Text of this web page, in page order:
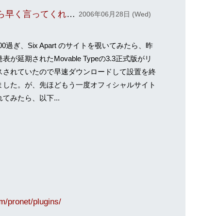
パッケージ漏れがあるなら早く言ってくれよぉう 2006年06月28日 (Wed)
過ぎ、Six Apart のサイトを覗いてみたら、昨
表が延期されたMovable Typeの3.3正式版がリ
されていたので早速ダウンロードして設置を終
した。が、先ほどもう一度オフィシャルサイト
てみたら、以下...
pronet/plugins/